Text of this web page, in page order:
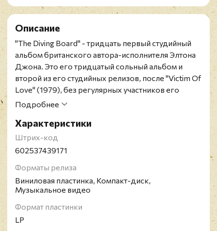
Описание
"The Diving Board" - тридцать первый студийный
альбом британского автора-исполнителя Элтона
Джона. Это его тридцатый сольный альбом и
второй из его студийных релизов, после "Victim Of
Love" (1979), без регулярных участников его
группы, а также первый, где все фортепианные
предыдущий альбом Элтона, "The Diving Board"
был записан в 2012 году в Лос-Анджелесе на
студии Ти-Боуна Бёрнетта. Релиз альбома
связанным с рекламой; один раз его даже
переименовали в "Voyeur" (название другого
трека), но уже через месяц вернули прежнее
название. В итоге "The Diving Board" вышел 13
сентября 2013 г.
Подробнее
Характеристики
Штрих-код
602537439171
Форматы релиза
Виниловая пластинка, Компакт-диск,
Музыкальное видео
Формат пластинки
LP